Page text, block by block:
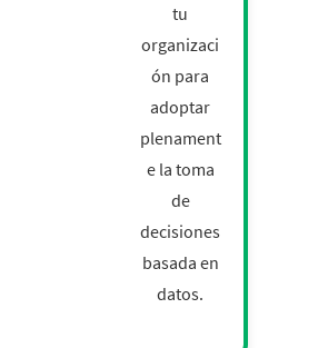
tu
organizaci
ón para
adoptar
plenament
e la toma
de
decisiones
basada en
datos.